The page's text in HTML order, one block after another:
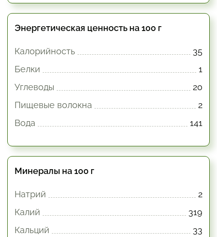
Энергетическая ценность на 100 г
Калорийность
35
Белки
1
Углеводы
20
Пищевые волокна
2
Вода
141
Минералы на 100 г
Натрий
2
Калий
319
Кальций
33